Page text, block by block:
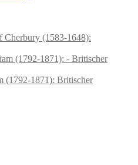
Cherbury (1583-1648):
(1792-1871): Britischer